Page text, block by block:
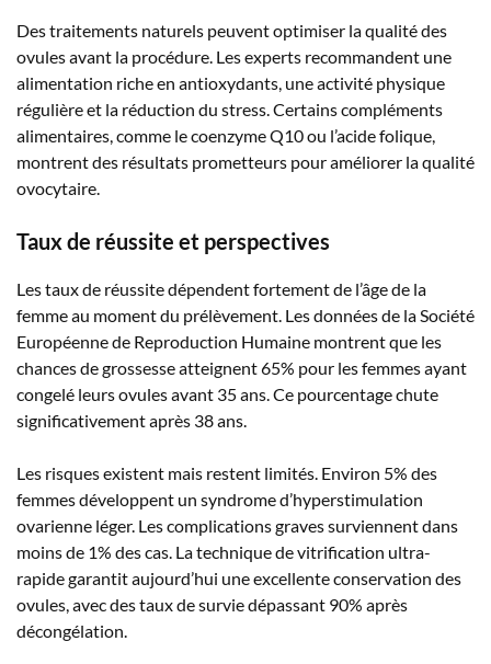
Des traitements naturels peuvent optimiser la qualité des
ovules avant la procédure. Les experts recommandent une
alimentation riche en antioxydants, une activité physique
régulière et la réduction du stress. Certains compléments
alimentaires, comme le coenzyme Q10 ou l’acide folique,
montrent des résultats prometteurs pour améliorer la qualité
ovocytaire.
Taux de réussite et perspectives
Les taux de réussite dépendent fortement de l’âge de la
femme au moment du prélèvement. Les données de la Société
Européenne de Reproduction Humaine montrent que les
chances de grossesse atteignent 65% pour les femmes ayant
congelé leurs ovules avant 35 ans. Ce pourcentage chute
significativement après 38 ans.
Les risques existent mais restent limités. Environ 5% des
femmes développent un syndrome d’hyperstimulation
ovarienne léger. Les complications graves surviennent dans
moins de 1% des cas. La technique de vitrification ultra-
rapide garantit aujourd’hui une excellente conservation des
ovules, avec des taux de survie dépassant 90% après
décongélation.